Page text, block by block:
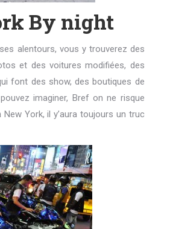
By night
alentours, vous y trouverez des
et des voitures modifiées, des
font des show, des boutiques de
imaginer, Bref on ne risque
New York, il y’aura toujours un truc